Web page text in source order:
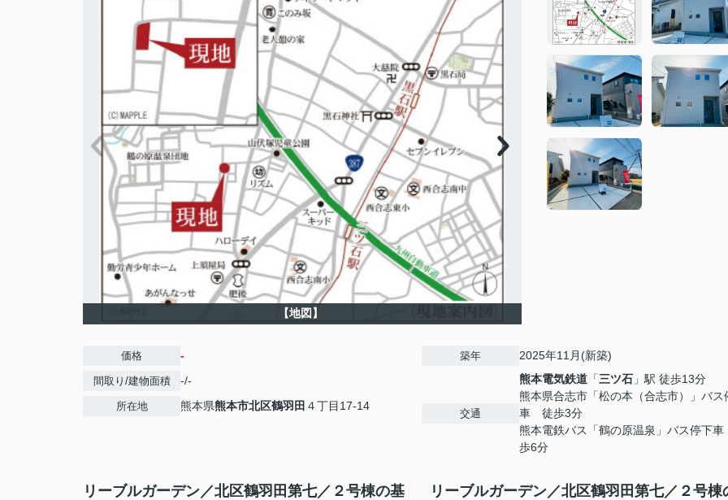
【地図】
価格 -
間取り/建物面積 -/-
所在地 熊本県熊本市北区鶴羽田 ４丁目17-14
築年 2025年11月(新築)
交通
熊本電気鉄道 「三ツ石 」駅 徒歩13分
熊本県合志市「松の本（合志市）」バス
車 徒歩3分
熊本電鉄バス「鶴の原温泉」バス停下
歩6分
リーブルガーデン／北区鶴羽田第七／２号棟の基
リーブルガーデン／北区鶴羽田第七／２号棟